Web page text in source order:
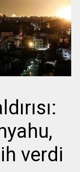
verdi